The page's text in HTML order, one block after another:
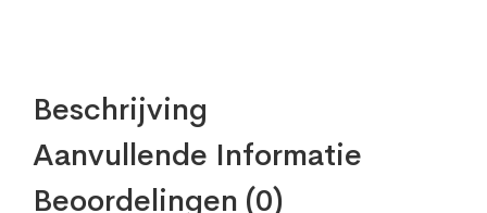
Beschrijving
Aanvullende Informatie
Beoordelingen (0)